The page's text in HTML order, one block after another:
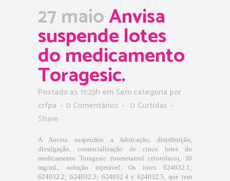
27 maioAnvisa
suspende lotes
do medicamento
Toragesic.
Postado as 11:23h em Sem categoria por
crfpa
0 Comentários 0 Curtidas
Share
A Anvisa suspendeu a fabricação, distribuição,
divulgação, comercialização de cinco lotes do
medicamento Toragesic (trometamol cetorolaco), 30
mg/mL, solução injetável. Os lotes 624032.1;
624032.2; 624032.3; 624032.4 e 624032.5, que tem